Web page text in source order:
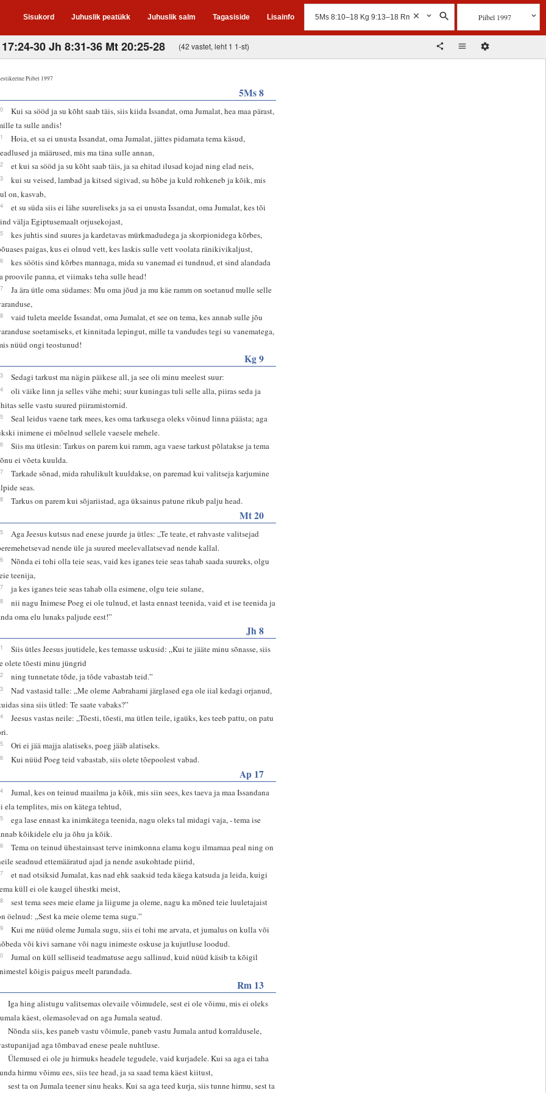
Sisukord Juhuslik peatükk Juhuslik salm Tagasiside Lisainfo Piibel 1997
30 Jh 8:31-36 Mt 20:25-28 (42 vastet, leht 1 1-st)
Piibel 1997
5Ms 8
Kui sa sööd ja su kõht saab täis, siis kiida Issandat, oma Jumalat, hea maa pärast,
ta sulle andis!
Hoia, et sa ei unusta Issandat, oma Jumalat, jättes pidamata tema käsud,
ja määrused, mis ma täna sulle annan,
et kui sa sööd ja su kõht saab täis, ja sa ehitad ilusad kojad ning elad neis,
kui su veised, lambad ja kitsed sigivad, su hõbe ja kuld rohkeneb ja kõik, mis
on, kasvab,
et su süda siis ei lähe suureliseks ja sa ei unusta Issandat, oma Jumalat, kes tõi
välja Egiptusemaalt orjusekojast,
kes juhtis sind suures ja kardetavas mürkmadudega ja skorpionidega kõrbes,
paigas, kus ei olnud vett, kes laskis sulle vett voolata ränikivikaljust,
kes söötis sind kõrbes mannaga, mida su vanemad ei tundnud, et sind alandada
proovile panna, et viimaks teha sulle head!
Ja ära ütle oma südames: Mu oma jõud ja mu käe ramm on soetanud mulle selle
vaid tuleta meelde Issandat, oma Jumalat, et see on tema, kes annab sulle jõu
soetamiseks, et kinnitada lepingut, mille ta vandudes tegi su vanematega,
nüüd ongi teostunud!
Kg 9
Sedagi tarkust ma nägin päikese all, ja see oli minu meelest suur:
oli väike linn ja selles vähe mehi; suur kuningas tuli selle alla, piiras seda ja
selle vastu suured piiramistornid.
Seal leidus vaene tark mees, kes oma tarkusega oleks võinud linna päästa; aga
inimene ei mõelnud sellele vaesele mehele.
Siis ma ütlesin: Tarkus on parem kui ramm, aga vaese tarkust põlatakse ja tema
ei võeta kuulda.
Tarkade sõnad, mida rahulikult kuuldakse, on paremad kui valitseja karjumine
seas.
Tarkus on parem kui sõjariistad, aga üksainus patune rikub palju head.
Mt 20
Aga Jeesus kutsus nad enese juurde ja ütles: „Te teate, et rahvaste valitsejad
nende üle ja suured meelevallatsevad nende kallal.
Nõnda ei tohi olla teie seas, vaid kes iganes teie seas tahab saada suureks, olgu
teenija,
ja kes iganes teie seas tahab olla esimene, olgu teie sulane,
nii nagu Inimese Poeg ei ole tulnud, et lasta ennast teenida, vaid et ise teenida ja
oma elu lunaks paljude eest!”
Jh 8
Siis ütles Jeesus juutidele, kes temasse uskusid: „Kui te jääte minu sõnasse, siis
olete tõesti minu jüngrid
ning tunnetate tõde, ja tõde vabastab teid.”
Nad vastasid talle: „Me oleme Aabrahami järglased ega ole iial kedagi orjanud,
sina siis ütled: Te saate vabaks?”
Jeesus vastas neile: „Tõesti, tõesti, ma ütlen teile, igaüks, kes teeb pattu, on patu
Ori ei jää majja alatiseks, poeg jääb alatiseks.
Kui nüüd Poeg teid vabastab, siis olete tõepoolest vabad.
Ap 17
Jumal, kes on teinud maailma ja kõik, mis siin sees, kes taeva ja maa Issandana
ela templites, mis on kätega tehtud,
ega lase ennast ka inimkätega teenida, nagu oleks tal midagi vaja, - tema ise
kõikidele elu ja õhu ja kõik.
Tema on teinud ühestainsast terve inimkonna elama kogu ilmamaa peal ning on
seadnud ettemääratud ajad ja nende asukohtade piirid,
et nad otsiksid Jumalat, kas nad ehk saaksid teda käega katsuda ja leida, kuigi
küll ei ole kaugel ühestki meist,
sest tema sees meie elame ja liigume ja oleme, nagu ka mõned teie luuletajaist
öelnud: „Sest ka meie oleme tema sugu.”
Kui me nüüd oleme Jumala sugu, siis ei tohi me arvata, et jumalus on kulla või
või kivi sarnane või nagu inimeste oskuse ja kujutluse loodud.
Jumal on küll selliseid teadmatuse aegu sallinud, kuid nüüd käsib ta kõigil
kõigis paigus meelt parandada.
Rm 13
Iga hing alistugu valitsemas olevaile võimudele, sest ei ole võimu, mis ei oleks
käest, olemasolevad on aga Jumala seatud.
Nõnda siis, kes paneb vastu võimule, paneb vastu Jumala antud korraldusele,
aga tõmbavad enese peale nuhtluse.
Ülemused ei ole ju hirmuks headele tegudele, vaid kurjadele. Kui sa aga ei taha
hirmu võimu ees, siis tee head, ja sa saad tema käest kiitust,
sest ta on Jumala teener sinu heaks. Kui sa aga teed kurja, siis tunne hirmu, sest ta